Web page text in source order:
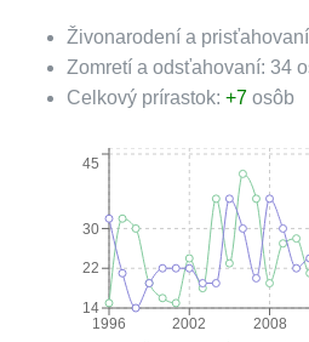
Živonarodení a
Zomretí a odsťahovaní: 34
Celkový prírastok: +7 osôb
1996 2002 2008
14
22
30
45